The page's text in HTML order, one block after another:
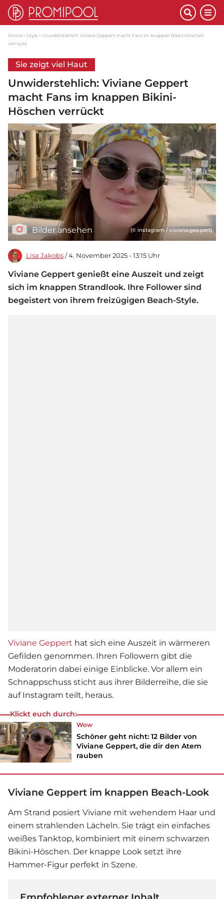
Home Style
Unwiderstehlich: Viviane Geppert macht Fans im knappen Bikini-Höschen
verrückt
Sie zeigt viel Haut
Unwiderstehlich: Viviane Geppert
macht Fans im knappen Bikini-
Höschen verrückt
Bilder ansehen (© instagram / viviane.geppert)
Lisa Jakobs / 4. November 2025 - 13:15 Uhr
Viviane Geppert genießt eine Auszeit und zeigt
sich im knappen Strandlook. Ihre Follower sind
begeistert von ihrem freizügigen Beach-Style.
Viviane Geppert hat sich eine Auszeit in wärmeren
Gefilden genommen. Ihren Followern gibt die
Moderatorin dabei einige Einblicke. Vor allem ein
Schnappschuss sticht aus ihrer Bilderreihe, die sie
auf Instagram teilt, heraus.
Klickt euch durch:
Wow
Schöner geht nicht: 12 Bilder von
Viviane Geppert, die dir den Atem
rauben
Viviane Geppert im knappen Beach-Look
Am Strand posiert Viviane mit wehendem Haar und
einem strahlenden Lächeln. Sie trägt ein einfaches
weißes Tanktop, kombiniert mit einem schwarzen
Bikini-Höschen. Der knappe Look setzt ihre
Hammer-Figur perfekt in Szene.